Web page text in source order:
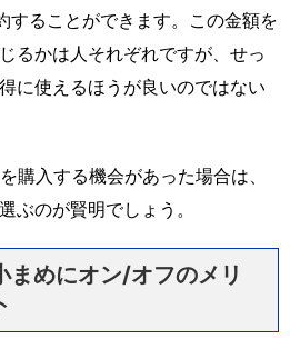
することができます。この金額を
るかは人それぞれですが、せっ
に使えるほうが良いのではない
購入する機会があった場合は、
ぶのが賢明でしょう。
まめにオン/オフのメリ